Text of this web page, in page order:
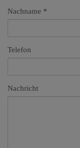
Nachname
Telefon
Nachricht